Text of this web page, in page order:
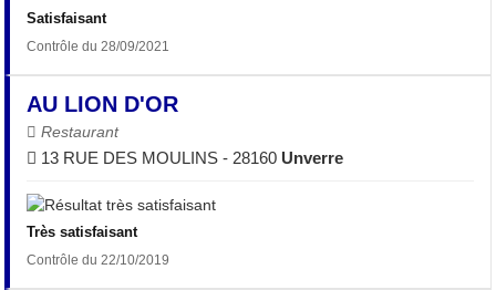
Satisfaisant
Contrôle du 28/09/2021
AU LION D'OR
Restaurant
13 RUE DES MOULINS - 28160 Unverre
Très satisfaisant
Contrôle du 22/10/2019